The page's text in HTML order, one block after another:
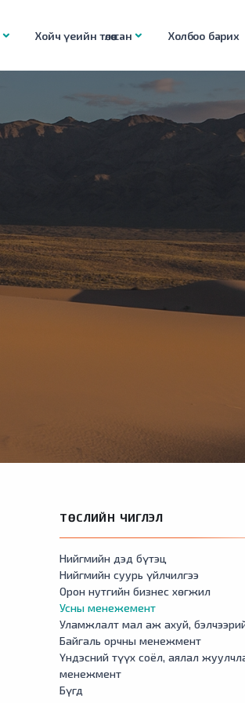
Хойч үеийн төлөө сан Холбоо барих
ТӨСЛИЙН ЧИГЛЭЛ
Нийгмийн дэд бүтэц
Нийгмийн суурь үйлчилгээ
Орон нутгийн бизнес хөгжил
Усны менежемент
Уламжлалт мал аж ахуй,
Байгаль орчны менежмент
Үндэсний түүх соёл, аялал
менежмент
Бүгд